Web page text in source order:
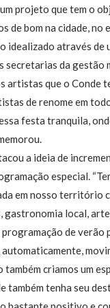
projeto que tem o
de bom na cidade, no
idealizado através de
secretarias da gestão
artistas que o Conde
de renome em
festa tranquila,
a ideia de
especial.
em nosso território
gastronomia local,
de verão
criamos um
também tenha seu